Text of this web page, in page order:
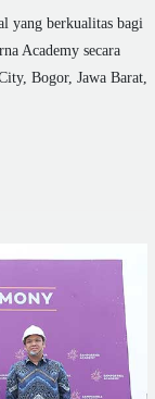
yang berkualitas bagi
Academy secara
Bogor, Jawa Barat,